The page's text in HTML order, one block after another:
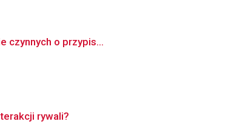
czynnych o przypis...
rywali?